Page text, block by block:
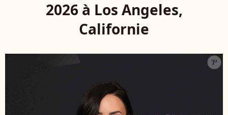
2026 à Los Angeles,
Californie